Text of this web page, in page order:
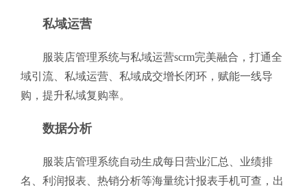
私域运营
服装店管理系统与私域运营scrm完美融合，打通全
域引流、私域运营、私域成交增长闭环，赋能一线导
购，提升私域复购率。
数据分析
服装店管理系统自动生成每日营业汇总、业绩排
名、利润报表、热销分析等海量统计报表手机可查，出